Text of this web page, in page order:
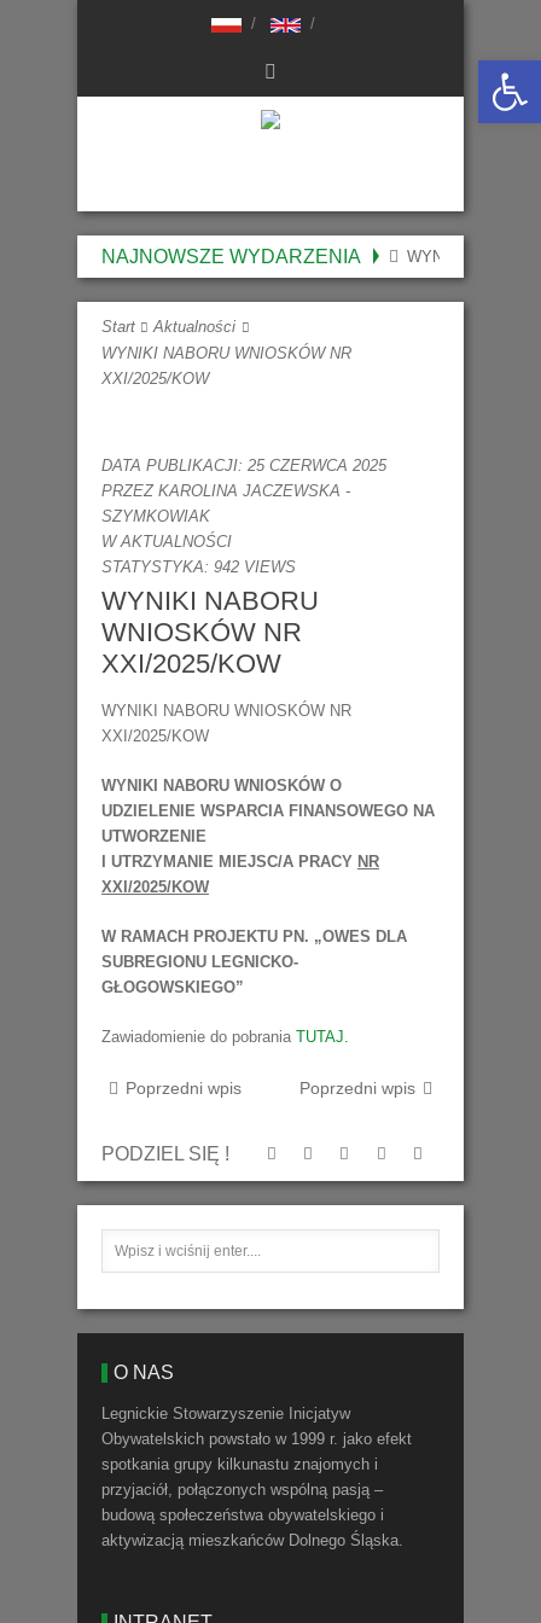
NAJNOWSZE WYDARZENIA WYNIKI NABORU
Start
Aktualności
WYNIKI NABORU WNIOSKÓW NR
XXI/2025/KOW
DATA PUBLIKACJI: 25 CZERWCA 2025
PRZEZ KAROLINA JACZEWSKA -
SZYMKOWIAK
WAKTUALNOŚCI
STATYSTYKA: 942 VIEWS
WYNIKI NABORU
WNIOSKÓW NR
XXI/2025/KOW
WYNIKI NABORU WNIOSKÓW NR
XXI/2025/KOW
WYNIKI NABORU WNIOSKÓW O
UDZIELENIE WSPARCIA FINANSOWEGO NA
UTWORZENIE
I UTRZYMANIE MIEJSC/A PRACY NR
XXI/2025/KOW
W RAMACH PROJEKTU PN. „OWES DLA
SUBREGIONU LEGNICKO-
GŁOGOWSKIEGO”
Zawiadomienie do pobrania TUTAJ.
Poprzedni wpis Poprzedni wpis
PODZIEL SIĘ !
O NAS
Legnickie Stowarzyszenie Inicjatyw
Obywatelskich powstało w 1999 r. jako efekt
spotkania grupy kilkunastu znajomych i
przyjaciół, połączonych wspólną pasją –
budową społeczeństwa obywatelskiego i
aktywizacją mieszkańców Dolnego Śląska.